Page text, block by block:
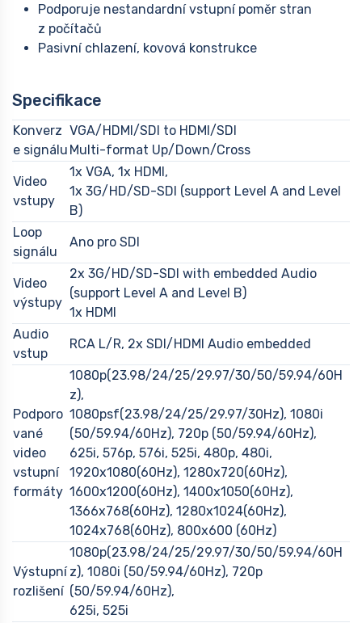
Podporuje nestandardní vstupní poměr stran
z počítačů
Pasivní chlazení, kovová konstrukce
Specifikace
Konverz
e signálu
VGA/HDMI/SDI to HDMI/SDI
Multi-format Up/Down/Cross
Video
vstupy
1x VGA, 1x HDMI,
1x 3G/HD/SD-SDI (support Level A and Level
B)
Loop
signálu
Ano pro SDI
Video
výstupy
2x 3G/HD/SD-SDI with embedded Audio
(support Level A and Level B)
1x HDMI
Audio
vstup
RCA L/R, 2x SDI/HDMI Audio embedded
Podporo
vané
video
vstupní
formáty
1080p(23.98/24/25/29.97/30/50/59.94/60H
z),
1080psf(23.98/24/25/29.97/30Hz), 1080i
(50/59.94/60Hz), 720p (50/59.94/60Hz),
625i, 576p, 576i, 525i, 480p, 480i,
1920x1080(60Hz), 1280x720(60Hz),
1600x1200(60Hz), 1400x1050(60Hz),
1366x768(60Hz), 1280x1024(60Hz),
1024x768(60Hz), 800x600 (60Hz)
Výstupní
rozlišení
1080p(23.98/24/25/29.97/30/50/59.94/60H
z), 1080i (50/59.94/60Hz), 720p
(50/59.94/60Hz),
625i, 525i